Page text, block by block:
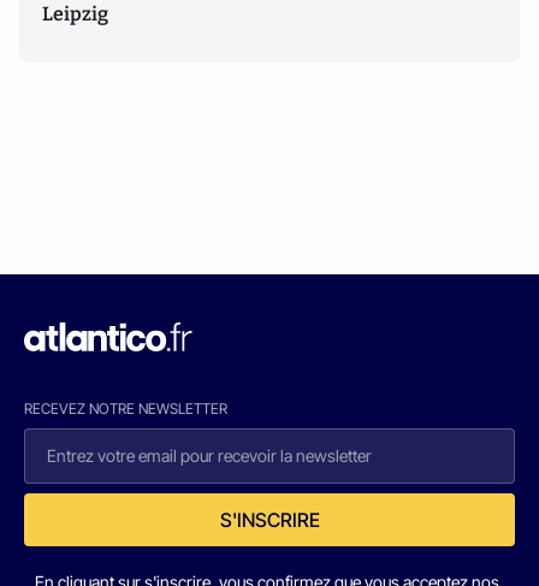
Leipzig
RECEVEZ NOTRE NEWSLETTER
S'INSCRIRE
En cliquant sur s'inscrire, vous confirmez que vous acceptez nos